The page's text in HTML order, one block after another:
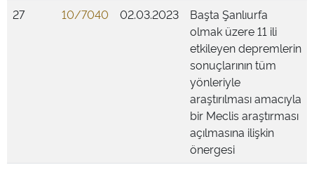
27
10/7040 02.03.2023
Başta Şanlıurfa
olmak üzere 11 ili
etkileyen depremlerin
sonuçlarının tüm
yönleriyle
araştırılması amacıyla
bir Meclis araştırması
açılmasına ilişkin
önergesi